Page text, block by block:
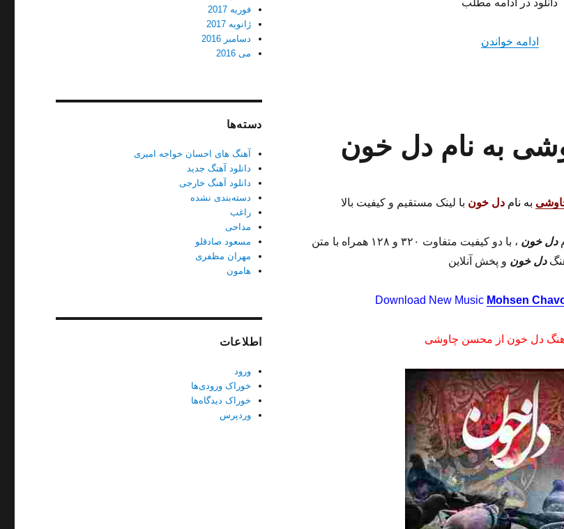
دانلود در ادامه مطلب
ادامه خواندن
به نام دل خون
به نامدل خون با لینک مستقیم و کیفیت بالا
دل خون
، با دو کیفیت متفاوت ۳۲۰ و ۱۲۸ همراه با متن
دل خون و پخش آنلاین
Download New Music Mohsen
آهنگ دل خون از محسن چاوشی
فوریه 2017
ژانویه 2017
دسامبر 2016
می 2016
دسته‌ها
آهنگ های احسان خواجه امیری
دانلود آهنگ جدید
دانلود آهنگ خارجی
دسته‌بندی نشده
راغب
مداحی
مسعود صادقلو
مهران مظفری
هامون
اطلاعات
ورود
خوراک ورودی‌ها
خوراک دیدگاه‌ها
وردپرس